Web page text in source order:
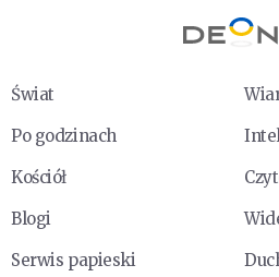
Świat
Po godzinach
Kościół
Blogi
Serwis papieski